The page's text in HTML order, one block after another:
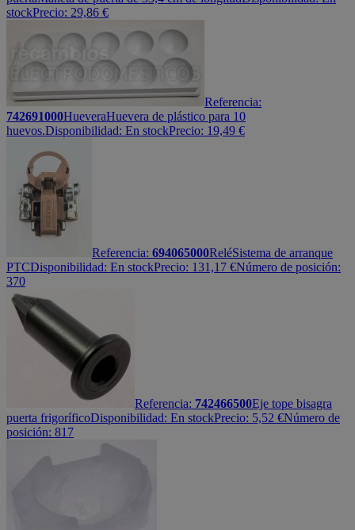
stockPrecio: 29,86 €
Referencia:
742691000HueveraHuevera de plástico para 10
huevos.Disponibilidad: En stockPrecio: 19,49 €
Referencia: 694065000ReléSistema de arranque
PTCDisponibilidad: En stockPrecio: 131,17 €Número de posición:
370
Referencia: 742466500Eje tope bisagra
puerta frigoríficoDisponibilidad: En stockPrecio: 5,52 €Número de
posición: 817